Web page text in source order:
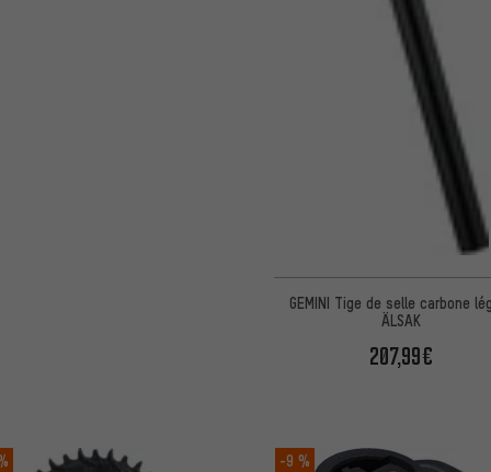
GEMINI Tige de selle carbone
ÄLSAK
207,99€
-9 %